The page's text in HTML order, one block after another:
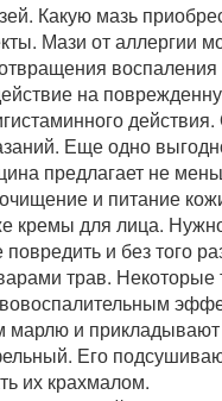
Какую мазь
Мази от аллергии
на
Еще одно
предлагает не
и питание
кремы для лица.
повредить и без того
трав.
марлю и прикладывают
Его
их крахмалом.